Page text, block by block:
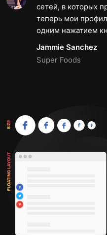
сетей, в которых
теперь мои
одним нажатием
Jammie Sanchez
Super Foods